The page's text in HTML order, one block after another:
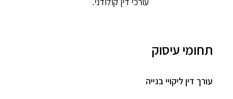
תחומי עיסוק
עורך דין ליקויי בנייה